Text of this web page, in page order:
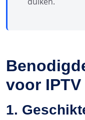
voor IPTV
1.